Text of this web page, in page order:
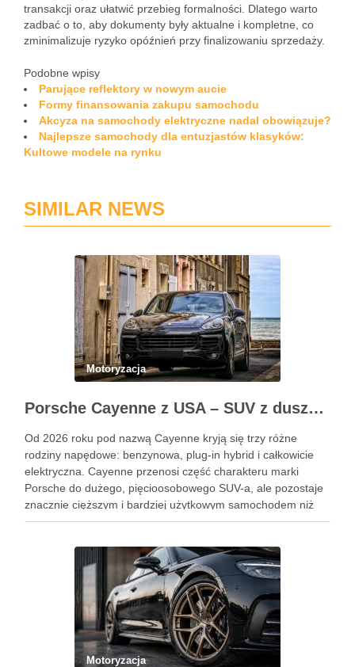
transakcji oraz ułatwić przebieg formalności. Dlatego warto
zadbać o to, aby dokumenty były aktualne i kompletne, co
zminimalizuje ryzyko opóźnień przy finalizowaniu sprzedaży.
Podobne wpisy
Parujące reflektory w nowym aucie
Formy finansowania zakupu samochodu
Akcyza na samochody elektryczne nadal obowiązuje?
Najlepsze samochody dla entuzjastów klasyków:
Kultowe modele na rynku
SIMILAR NEWS
Motoryzacja
Porsche Cayenne z USA – SUV z duszą 911
Od 2026 roku pod nazwą Cayenne kryją się trzy różne
rodziny napędowe: benzynowa, plug-in hybrid i całkowicie
elektryczna. Cayenne przenosi część charakteru marki
Porsche do dużego, pięcioosobowego SUV-a, ale pozostaje
znacznie cięższym i bardziej użytkowym samochodem niż
911. Podobne wpisy Jak rozpoznać objawy uszkodzonego
Motoryzacja